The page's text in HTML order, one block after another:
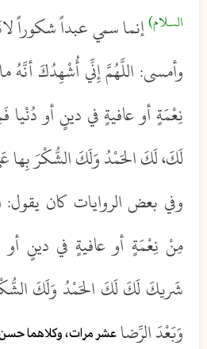
السلام)إنما سمي عبداً شكوراً
وأمسى: اللَّهُمَّ إِنِّي أُشْهِدُكَ
نِعْمَةٍ أو عافيةٍ في دينٍ أو
لَكَ، لَكَ الحَمْدُ وَلَكَ الشُّكْرَ بِها
وفي بعض الروايات كان يقول:
مِنْ نِعْمَةٍ أو عافيةٍ في دينٍ
شَريكَ لَكَ لَكَ الحَمْدُ وَلَكَ
وَبَعْدَ الرِّضا عشر مرات، وكلاهما